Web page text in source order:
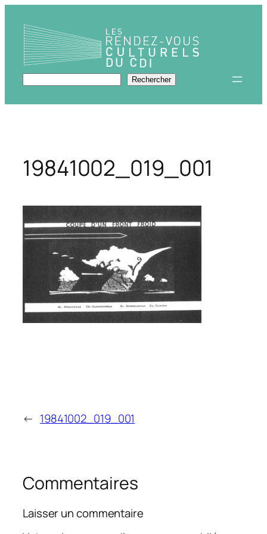
contenu
Rechercher Rechercher
19841002_019_001
← 19841002_019_001
Commentaires
Laisser un commentaire